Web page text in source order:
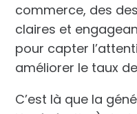
commerce, des
claires et
pour capter
améliorer le taux
C’est là que la